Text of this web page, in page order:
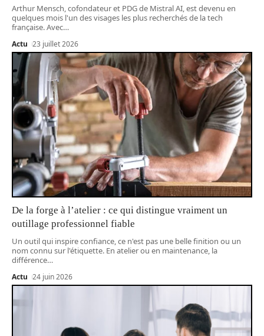
Arthur Mensch, cofondateur et PDG de Mistral AI, est devenu en
quelques mois l'un des visages les plus recherchés de la tech
française. Avec…
Actu 23 juillet 2026
De la forge à l’atelier : ce qui distingue vraiment un
outillage professionnel fiable
Un outil qui inspire confiance, ce n'est pas une belle finition ou un
nom connu sur l'étiquette. En atelier ou en maintenance, la
différence…
Actu 24 juin 2026